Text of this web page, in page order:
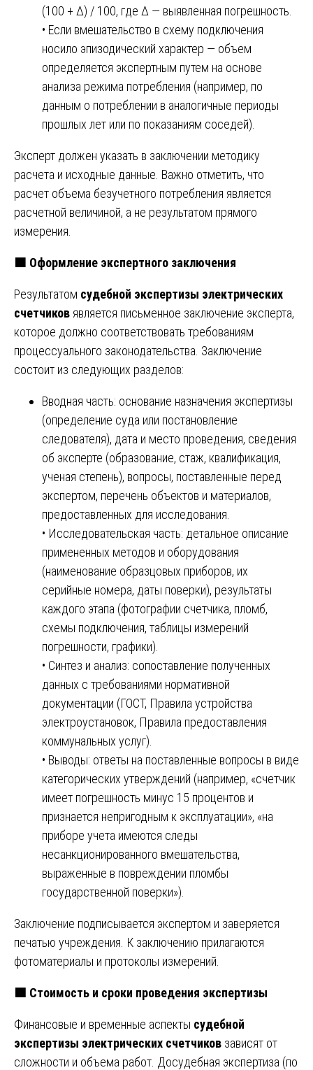
(100 + Δ) / 100, где Δ — выявленная погрешность.
• Если вмешательство в схему подключения
носило эпизодический характер — объем
определяется экспертным путем на основе
анализа режима потребления (например, по
данным о потреблении в аналогичные периоды
прошлых лет или по показаниям соседей).
Эксперт должен указать в заключении методику
расчета и исходные данные. Важно отметить, что
расчет объема безучетного потребления является
расчетной величиной, а не результатом прямого
измерения.
🟧 Оформление экспертного заключения
Результатом судебной экспертизы электрических
счетчиков является письменное заключение эксперта,
которое должно соответствовать требованиям
процессуального законодательства. Заключение
состоит из следующих разделов:
Вводная часть: основание назначения экспертизы
(определение суда или постановление
следователя), дата и место проведения, сведения
об эксперте (образование, стаж, квалификация,
ученая степень), вопросы, поставленные перед
экспертом, перечень объектов и материалов,
предоставленных для исследования.
• Исследовательская часть: детальное описание
примененных методов и оборудования
(наименование образцовых приборов, их
серийные номера, даты поверки), результаты
каждого этапа (фотографии счетчика, пломб,
схемы подключения, таблицы измерений
погрешности, графики).
• Синтез и анализ: сопоставление полученных
данных с требованиями нормативной
документации (ГОСТ, Правила устройства
электроустановок, Правила предоставления
коммунальных услуг).
• Выводы: ответы на поставленные вопросы в виде
категорических утверждений (например, «счетчик
имеет погрешность минус 15 процентов и
признается непригодным к эксплуатации», «на
приборе учета имеются следы
несанкционированного вмешательства,
выраженные в повреждении пломбы
государственной поверки»).
Заключение подписывается экспертом и заверяется
печатью учреждения. К заключению прилагаются
фотоматериалы и протоколы измерений.
🟩 Стоимость и сроки проведения экспертизы
Финансовые и временные аспекты судебной
экспертизы электрических счетчиков зависят от
сложности и объема работ. Досудебная экспертиза (по